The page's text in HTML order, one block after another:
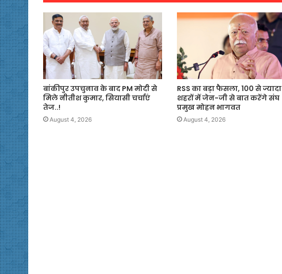
बांकीपुर उपचुनाव के बाद PM मोदी से
मिले नीतीश कुमार, सियासी चर्चाएं
तेज..!
August 4, 2026
RSS का बड़ा फैसला, 100 से ज्यादा
शहरों में जेन-जी से बात करेंगे संघ
प्रमुख मोहन भागवत
August 4, 2026